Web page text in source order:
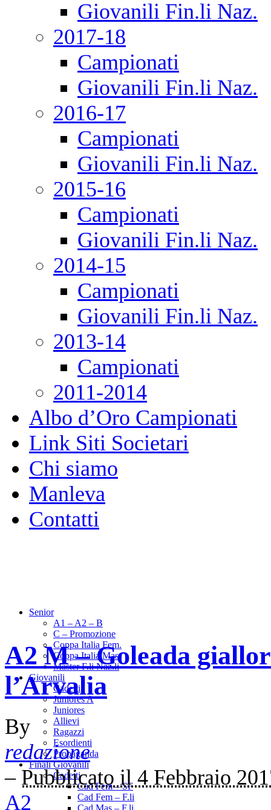
Giovanili Fin.li Naz.
2017-18
Campionati
Giovanili Fin.li Naz.
2016-17
Campionati
Giovanili Fin.li Naz.
2015-16
Campionati
Giovanili Fin.li Naz.
2014-15
Campionati
Giovanili Fin.li Naz.
2013-14
Campionati
2011-2014
Albo d’Oro Campionati
Link Siti Societari
Chi siamo
Manleva
Contatti
Senior
A1 – A2 – B
C – Promozione
Coppa Italia Fem.
Coppa Italia Mas.
Master F.li Naz.li
Giovanili
Cadetti
Juniores A
Juniores
Allievi
Ragazzi
Esordienti
Propaganda
Finali Giovanili
Cadetti
Cad Fem – SF
Cad Fem – F.li
Cad Mas – F.li
A2 M – Goleada
l’Arvalia
By
redazione
– Pubblicato il 4 Febbraio
A2